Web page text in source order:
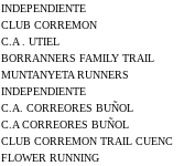
INDEPENDIENTE
CLUB CORREMON
C.A . UTIEL
BORRANNERS FAMILY TRAIL
MUNTANYETA RUNNERS
INDEPENDIENTE
C.A. CORREORES BUÑOL
C.A CORREORES BUÑOL
CLUB CORREMON TRAIL CUENC
FLOWER RUNNING